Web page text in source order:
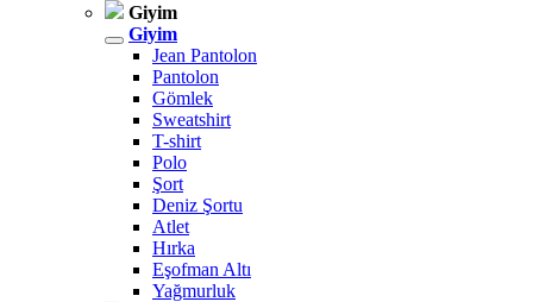
Giyim
Giyim
Jean Pantolon
Pantolon
Gömlek
Sweatshirt
T-shirt
Polo
Şort
Deniz Şortu
Atlet
Hırka
Eşofman Altı
Yağmurluk